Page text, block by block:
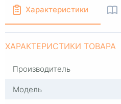
Характеристики
ХАРАКТЕРИСТИКИ ТОВАРА
Производитель
Модель